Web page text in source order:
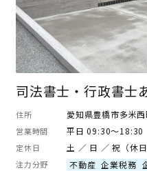
司法書士・行政書士
住所 愛知県豊橋市多米
営業時間 平日 09:30～18:30
定休日 土 ／ 日 ／ 祝（休
注力分野 不動産 企業税務